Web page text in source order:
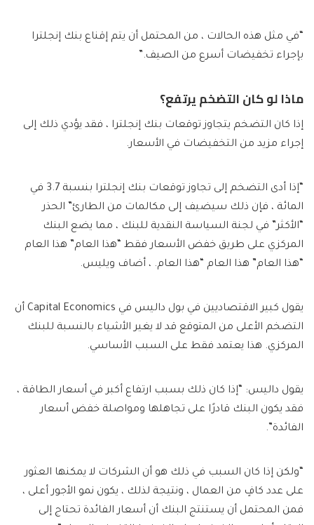
“في مثل هذه الحالات ، من المحتمل أن يتم إقناع بنك إنجلترا
بإجراء تخفيضات أسرع من الصيف.”
ماذا لو كان التضخم يرتفع؟
إذا كان التضخم يتجاوز توقعات بنك إنجلترا ، فقد يؤدي ذلك إلى
إجراء مزيد من التخفيضات في الأسعار.
“إذا أدى التضخم إلى تجاوز توقعات بنك إنجلترا بنسبة 3.7 في
المائة ، فإن ذلك سيضيف إلى مكالمات من الطارئ” الحذر
“الأكثر” في لجنة السياسة النقدية للبنك ، مما يضع البنك
المركزي على طريق خفض الأسعار فقط “هذا العام” هذا العام
“هذا العام” هذا العام “هذا العام. ، أضاف ويليس.
يقول كبير الاقتصاديين في بول داليس في Capital Economics أن
التضخم الأعلى من المتوقع قد لا يغير الأشياء بالنسبة للبنك
المركزي. هذا يعتمد فقط على السبب الأساسي.
يقول داليس: “إذا كان ذلك بسبب ارتفاع أكبر في أسعار الطاقة ،
فقد يكون البنك قادرًا على تجاهلها ومواصلة خفض أسعار
الفائدة”.
“ولكن إذا كان السبب في ذلك هو أن الشركات لا يمكنها العثور
على عدد كافٍ من العمال ، ونتيجة لذلك ، يكون نمو الأجور أعلى ،
فمن المحتمل أن يستنتج البنك أن أسعار الفائدة تحتاج إلى